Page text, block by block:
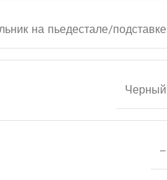
на пьедестале/подставке
Черный
–